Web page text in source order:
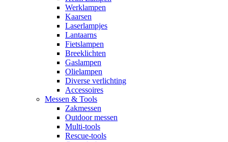
Werklampen
Kaarsen
Laserlampjes
Lantaarns
Fietslampen
Breeklichten
Gaslampen
Olielampen
Diverse verlichting
Accessoires
Messen & Tools
Zakmessen
Outdoor messen
Multi-tools
Rescue-tools